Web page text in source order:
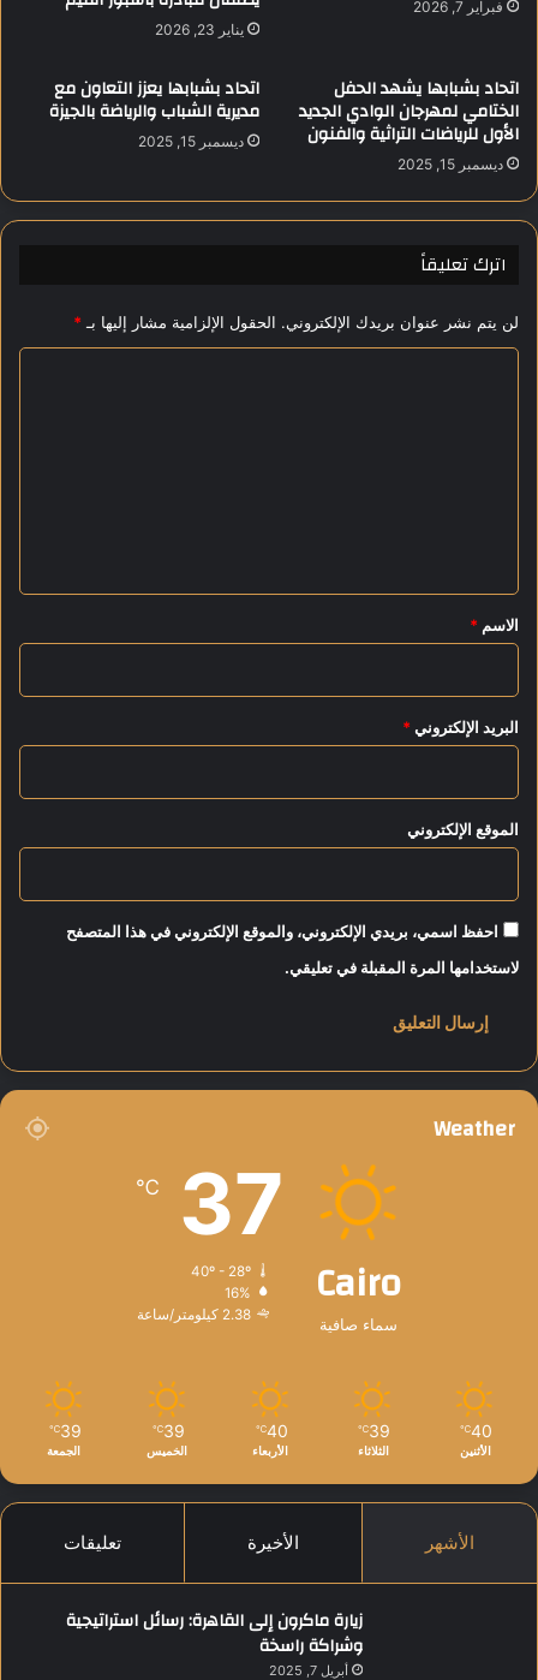
ل
إ
م
ا
ع
ة
ر
ج
ا
ه
ي
إ
ع
فبراير 7, 2026
يناير 23, 2026
اتحاد بشبابها يشهد الحفل
الختامي لمهرجان الوادي الجديد
الأول للرياضات التراثية والفنون
ديسمبر 15, 2025
اتحاد بشبابها يعزز التعاون مع
مديرية الشباب والرياضة بالجيزة
ديسمبر 15, 2025
اترك تعليقاً
لن يتم نشر عنوان بريدك الإلكتروني. الحقول الإلزامية مشار إليها بـ *
*
الاسم *
البريد الإلكتروني *
الموقع الإلكتروني
احفظ اسمي، بريدي الإلكتروني، والموقع الإلكتروني في هذا المتصفح
لاستخدامها المرة المقبلة في تعليقي.
Weather
Cairo
سماء صافية
37
℃
40º - 28º
16%
2.38 كيلومتر/ساعة
40
℃
الأثنين
39
℃
الثلاثاء
40
℃
الأربعاء
39
℃
الخميس
39
℃
الجمعة
الأشهر الأخيرة تعليقات
زيارة ماكرون إلى القاهرة: رسائل استراتيجية
وشراكة راسخة
أبريل 7, 2025